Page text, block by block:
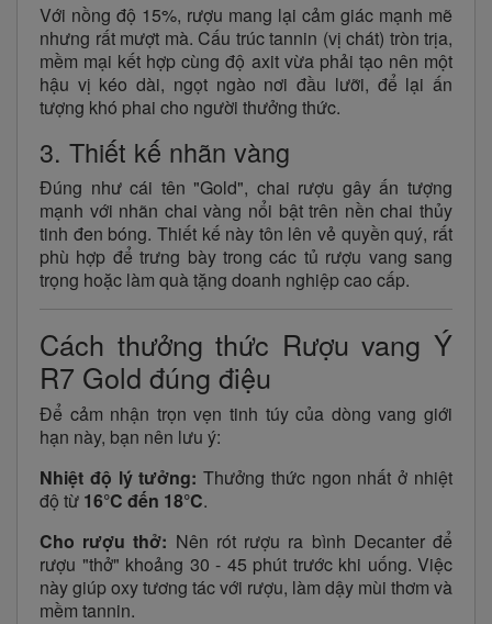
Với nồng độ 15%, rượu mang lại cảm giác mạnh mẽ
nhưng rất mượt mà. Cấu trúc tannin (vị chát) tròn trịa,
mềm mại kết hợp cùng độ axit vừa phải tạo nên một
hậu vị kéo dài, ngọt ngào nơi đầu lưỡi, để lại ấn
tượng khó phai cho người thưởng thức.
3. Thiết kế nhãn vàng
Đúng như cái tên "Gold", chai rượu gây ấn tượng
mạnh với nhãn chai vàng nổi bật trên nền chai thủy
tinh đen bóng. Thiết kế này tôn lên vẻ quyền quý, rất
phù hợp để trưng bày trong các tủ rượu vang sang
trọng hoặc làm quà tặng doanh nghiệp cao cấp.
Cách thưởng thức Rượu vang Ý
R7 Gold đúng điệu
Để cảm nhận trọn vẹn tinh túy của dòng vang giới
hạn này, bạn nên lưu ý:
Nhiệt độ lý tưởng: Thưởng thức ngon nhất ở nhiệt
độ từ 16°C đến 18°C.
Cho rượu thở: Nên rót rượu ra bình Decanter để
rượu "thở" khoảng 30 - 45 phút trước khi uống. Việc
này giúp oxy tương tác với rượu, làm dậy mùi thơm và
mềm tannin.